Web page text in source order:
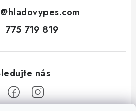
@hladovypes.com
775 719 819